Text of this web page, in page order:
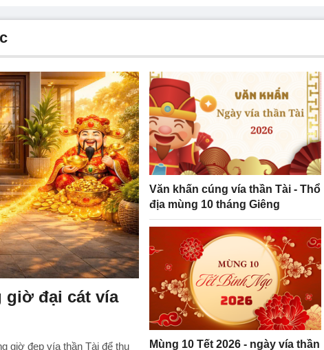
giờ đại cát vía
giờ đẹp vía thần Tài để thu
Văn khấn cúng vía thần Tài - Thổ
địa mùng 10 tháng Giêng
Mùng 10 Tết 2026 - ngày vía thần